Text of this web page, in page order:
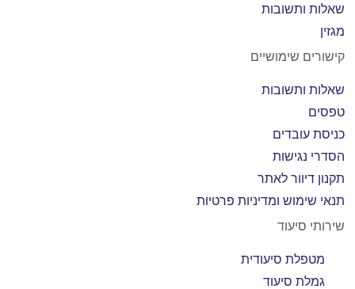
שאלות ותשובות
מגזין
קישורים שימושיים
שאלות ותשובות
טפסים
כניסת עובדים
הסדרי נגישות
תקנון דיוור לאתר
תנאי שימוש ומדיניות פרטיות
שירותי סיעוד
מטפלת סיעודית
גמלת סיעוד